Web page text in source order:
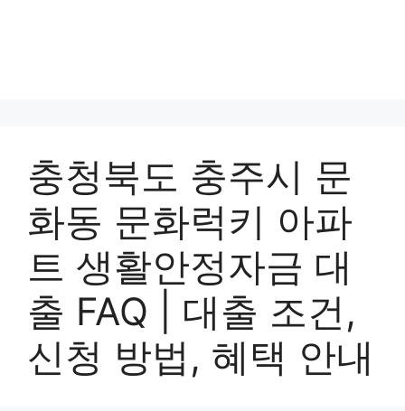
충청북도 충주시 문
화동 문화럭키 아파
트 생활안정자금 대
출 FAQ | 대출 조건,
신청 방법, 혜택 안내